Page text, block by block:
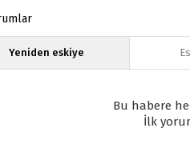
Yeniden eskiye
Bu habere
İlk